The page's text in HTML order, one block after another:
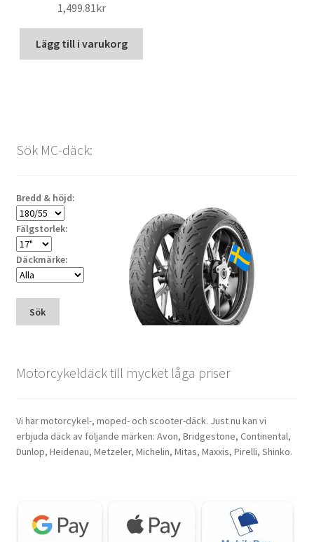
1,499.81kr
Lägg till i varukorg
Sök MC-däck:
Bredd & höjd:
Fälgstorlek:
Däckmärke:
Sök
Motorcykeldäck till mycket låga priser
Vi har motorcykel-, moped- och scooter-däck. Just nu kan vi
erbjuda däck av följande märken: Avon, Bridgestone, Continental,
Dunlop, Heidenau, Metzeler, Michelin, Mitas, Maxxis, Pirelli, Shinko.